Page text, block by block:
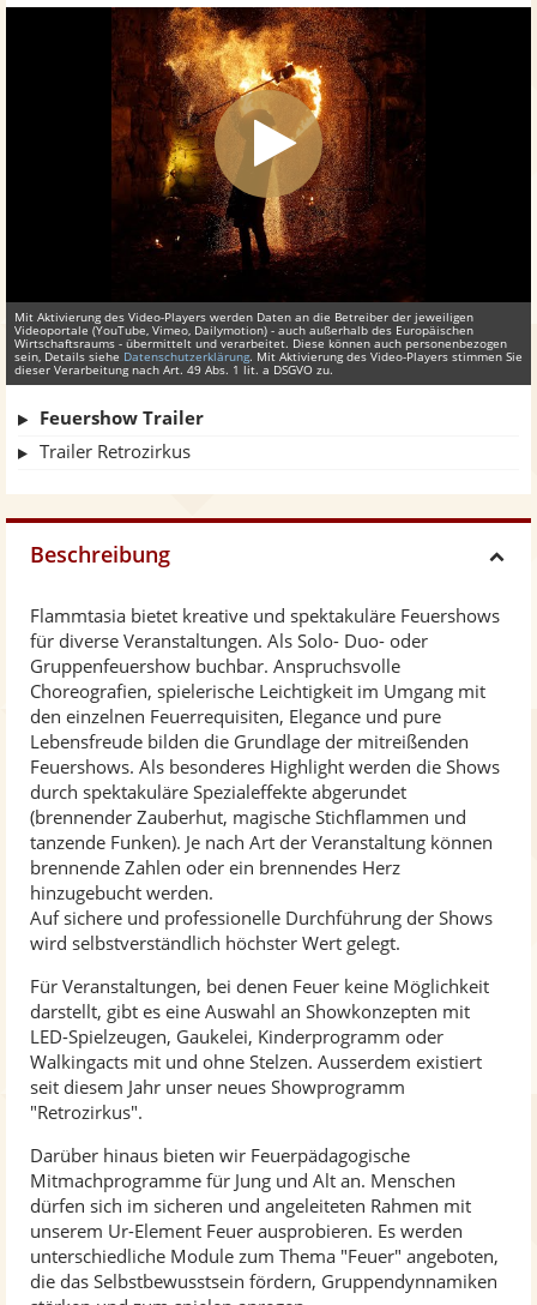
Mit Aktivierung des Video-Players werden Daten an die Betreiber der jeweiligen
Videoportale (YouTube, Vimeo, Dailymotion) - auch außerhalb des Europäischen
Wirtschaftsraums - übermittelt und verarbeitet. Diese können auch personenbezogen
sein, Details siehe Datenschutzerklärung. Mit Aktivierung des Video-Players stimmen Sie
dieser Verarbeitung nach Art. 49 Abs. 1 lit. a DSGVO zu.
Feuershow Trailer
Trailer Retrozirkus
Beschreibung
Flammtasia bietet kreative und spektakuläre Feuershows
für diverse Veranstaltungen. Als Solo- Duo- oder
Gruppenfeuershow buchbar. Anspruchsvolle
Choreografien, spielerische Leichtigkeit im Umgang mit
den einzelnen Feuerrequisiten, Elegance und pure
Lebensfreude bilden die Grundlage der mitreißenden
Feuershows. Als besonderes Highlight werden die Shows
durch spektakuläre Spezialeffekte abgerundet
(brennender Zauberhut, magische Stichflammen und
tanzende Funken). Je nach Art der Veranstaltung können
brennende Zahlen oder ein brennendes Herz
hinzugebucht werden.
Auf sichere und professionelle Durchführung der Shows
wird selbstverständlich höchster Wert gelegt.
Für Veranstaltungen, bei denen Feuer keine Möglichkeit
darstellt, gibt es eine Auswahl an Showkonzepten mit
LED-Spielzeugen, Gaukelei, Kinderprogramm oder
Walkingacts mit und ohne Stelzen. Ausserdem existiert
seit diesem Jahr unser neues Showprogramm
"Retrozirkus".
Darüber hinaus bieten wir Feuerpädagogische
Mitmachprogramme für Jung und Alt an. Menschen
dürfen sich im sicheren und angeleiteten Rahmen mit
unserem Ur-Element Feuer ausprobieren. Es werden
unterschiedliche Module zum Thema "Feuer" angeboten,
die das Selbstbewusstsein fördern, Gruppendynnamiken